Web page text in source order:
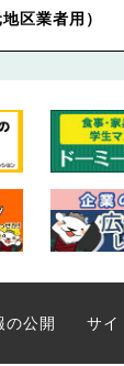
区業者用）
の公開 サイ